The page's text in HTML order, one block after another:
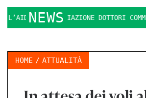
NEWS
L’ASSOCIAZIONE DOTTORI
HOME ATTUALITÀ